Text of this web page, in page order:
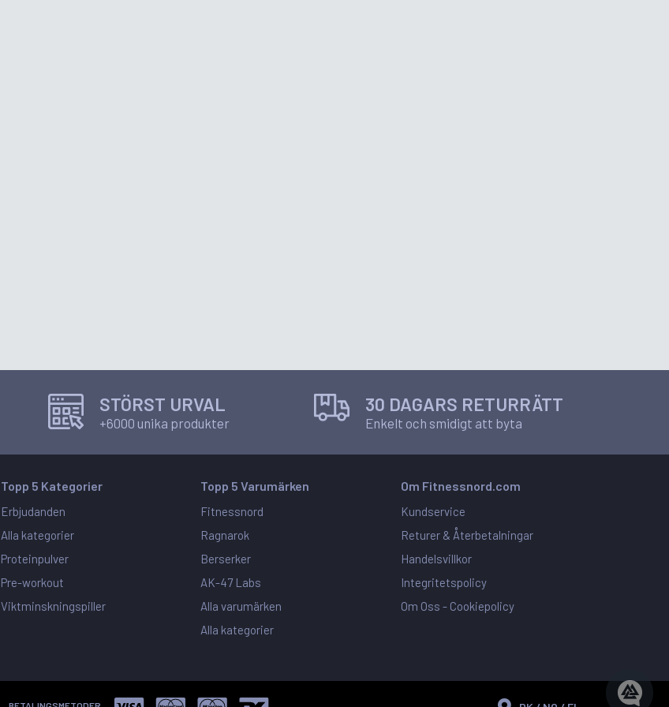
STÖRST URVAL
+6000 unika produkter
30 DAGARS RETURRÄTT
Enkelt och smidigt att byta
Topp 5 Kategorier
Erbjudanden
Alla kategorier
Proteinpulver
Pre-workout
Viktminskningspiller
Topp 5 Varumärken
Fitnessnord
Ragnarok
Berserker
AK-47 Labs
Alla varumärken
Alla kategorier
Om Fitnessnord.com
Kundservice
Returer & Återbetalningar
Handelsvillkor
Integritetspolicy
Om Oss - Cookiepolicy